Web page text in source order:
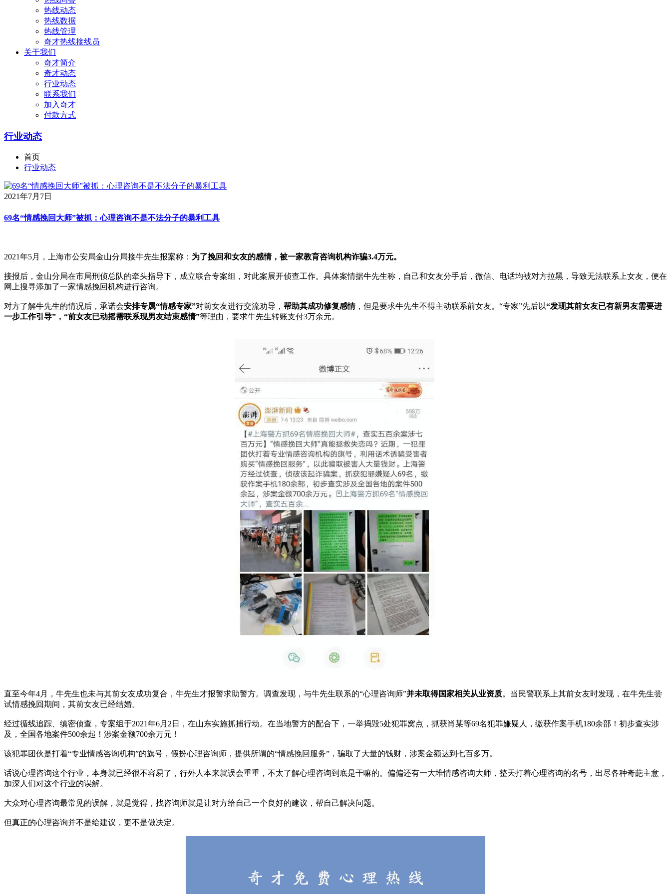
热线动态
热线数据
热线管理
奇才热线接线员
关于我们
奇才简介
奇才动态
行业动态
联系我们
加入奇才
付款方式
行业动态
首页
行业动态
2021年7月7日
69名“情感挽回大师”被抓：心理咨询不是不法分子的暴利工具
2021年5月，上海市公安局金山分局接牛先生报案称： 为了挽回和女友的感情， 被一家教育咨询机构诈骗3.4万元。
接报后，金山分局在市局刑侦总队的牵头指导下，成立联合专案组，对此案展开侦查工作。具体案情据牛先生称，自己和女友分手后，微信、电话均被对方拉黑，导致无法联系上女友，便在
网上搜寻添加了一家情感挽回机构进行咨询。
对方了解牛先生的情况后，承诺会安排专属“情感专家”对前女友进行交流劝导， 帮助其成功修复感情，但是要求牛先生不得主动联系前女友。“专家”先后以“发现其前女友已有新男友需要进
一步工作引导” ， “前女友已动摇需联系现男友结束感情”等理由，要求牛先生转账支付3万余元。
直至今年4月，牛先生也未与其前女友成功复合，牛先生才报警求助警方。调查发现，与牛先生联系的“心理咨询师”并未取得国家相关从业资质。当民警联系上其前女友时发现，在牛先生尝
试情感挽回期间，其前女友已经结婚。
经过循线追踪、缜密侦查，专案组于2021年6月2日，在山东实施抓捕行动。在当地警方的配合下，一举捣毁5处犯罪窝点，抓获肖某等69名犯罪嫌疑人，缴获作案手机180余部！初步查实涉
及，全国各地案件500余起！涉案金额700余万元！
该犯罪团伙是打着“专业情感咨询机构”的旗号，假扮心理咨询师，提供所谓的“情感挽回服务”，骗取了大量的钱财，涉案金额达到七百多万。
话说心理咨询这个行业，本身就已经很不容易了，行外人本来就误会重重，不太了解心理咨询到底是干嘛的。偏偏还有一大堆情感咨询大师，整天打着心理咨询的名号，出尽各种奇葩主意，
加深人们对这个行业的误解。
大众对心理咨询最常见的误解，就是觉得，找咨询师就是让对方给自己一个良好的建议，帮自己解决问题。
但真正的心理咨询并不是给建议，更不是做决定。